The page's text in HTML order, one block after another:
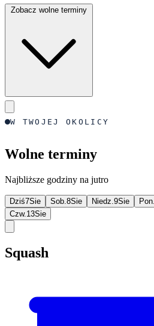
W TWOJEJ OKOLICY
Wolne terminy
Najbliższe godziny na jutro
Dziś7Sie Sob. 8Sie Niedz. 9Sie Pon.
Czw. 13Sie
Squash